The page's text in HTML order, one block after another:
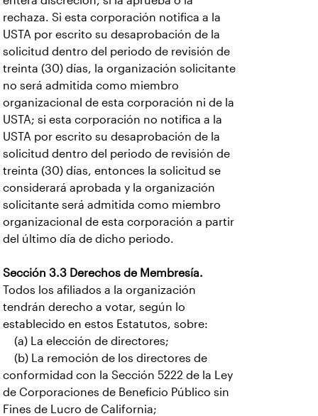
rechaza. Si esta corporación notifica a la
USTA por escrito su desaprobación de la
solicitud dentro del periodo de revisión de
treinta (30) días, la organización solicitante
no será admitida como miembro
organizacional de esta corporación ni de la
USTA; si esta corporación no notifica a la
USTA por escrito su desaprobación de la
solicitud dentro del periodo de revisión de
treinta (30) días, entonces la solicitud se
considerará aprobada y la organización
solicitante será admitida como miembro
organizacional de esta corporación a partir
del último día de dicho periodo.
Sección 3.3 Derechos de Membresía.
Todos los afiliados a la organización
tendrán derecho a votar, según lo
establecido en estos Estatutos, sobre:
(a) La elección de directores;
(b) La remoción de los directores de
conformidad con la Sección 5222 de la Ley
de Corporaciones de Beneficio Público sin
Fines de Lucro de California;